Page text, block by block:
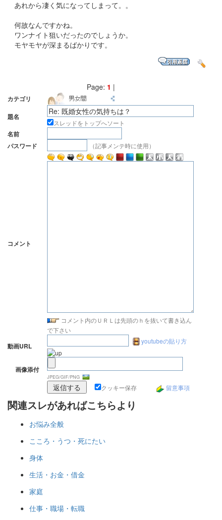
あれから凄く気になってしまって。。
何故なんですかね。
ワンナイト狙いだったのでしょうか。
モヤモヤが深まるばかりです。
Page: 1 |
カテゴリ
題名
スレッドをトップへソート
名前
パスワード
（記事メンテ時に使用）
コメント
コメント内のＵＲＬは先頭のｈを抜いて書き込ん
で下さい
動画URL
youtubeの貼り方
画像添付
JPEG/GIF/PNG
クッキー保存 留意事項
関連スレがあればこちらより
お悩み全般
こころ・うつ・死にたい
身体
生活・お金・借金
家庭
仕事・職場・転職